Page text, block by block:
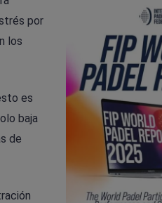
por
los
es
baja
de